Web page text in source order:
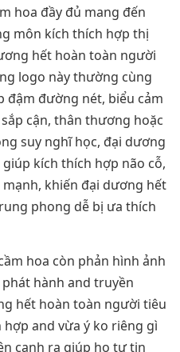
hoa đầy đủ mang đến
môn kích thích hợp thị
hết hoàn toàn người
logo này thường cùng
đường nét, biểu cảm
cận, thân thương hoặc
suy nghĩ học, đại dương
kích thích hợp não cỗ,
khiến đại dương hết
phong dễ bị ưa thích
hoa còn phản hình ảnh
hành and truyền
hết hoàn toàn người tiêu
and vừa ý ko riêng gì
cạnh ra giúp họ tự tin